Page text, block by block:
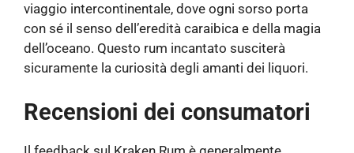
viaggio intercontinentale, dove ogni sorso porta
con sé il senso dell’eredità caraibica e della magia
dell’oceano. Questo rum incantato susciterà
sicuramente la curiosità degli amanti dei liquori.
Recensioni dei consumatori